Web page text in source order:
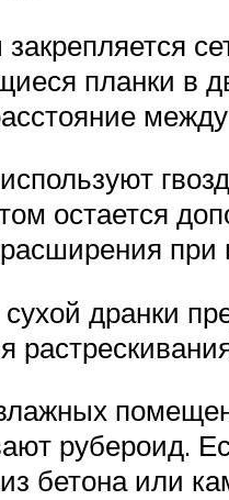
планки в
остается
при
дранки
рубероид.
бетона или